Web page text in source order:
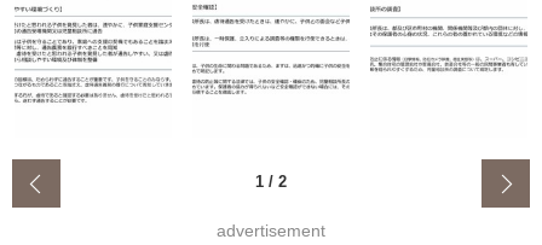
1 / 2
advertisement